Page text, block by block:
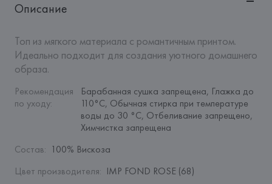
Описание
Топ из мягкого материала с романтичным принтом.
Идеально подходит для создания уютного домашнего
образа.
Рекомендация
по уходу:
Барабанная сушка запрещена, Глажка до
110°C, Обычная стирка при температуре
воды до 30 °C, Отбеливание запрещено,
Химчистка запрещена
Состав: 100% Вискоза
Цвет производителя: IMP FOND ROSE (68)